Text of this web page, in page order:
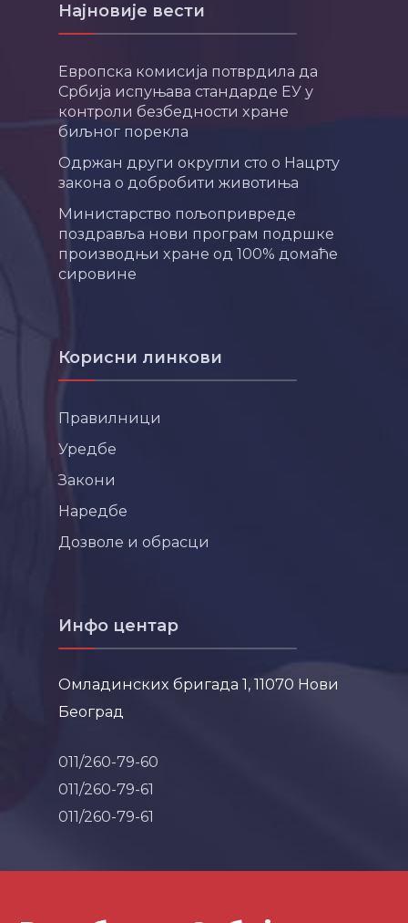
Најновије вести
Европска комисија потврдила да
Србија испуњава стандарде ЕУ у
контроли безбедности хране
биљног порекла
Одржан други округли сто о Нацрту
закона о добробити животиња
Министарство пољопривреде
поздравља нови програм подршке
производњи хране од 100% домаће
сировине
Корисни линкови
Правилници
Уредбе
Закони
Наредбе
Дозволе и обрасци
Инфо центар
Омладинских бригада 1, 11070 Нови
Београд
011/260-79-60
011/260-79-61
011/260-79-61